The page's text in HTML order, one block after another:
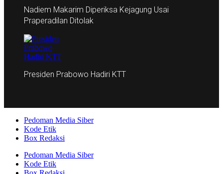
Nadiem Makarim Diperiksa Kejagung Usai
Praperadilan Ditolak
Presiden Prabowo Hadiri KTT
Pedoman Media Siber
Kode Etik
Box Redaksi
Pedoman Media Siber
Kode Etik